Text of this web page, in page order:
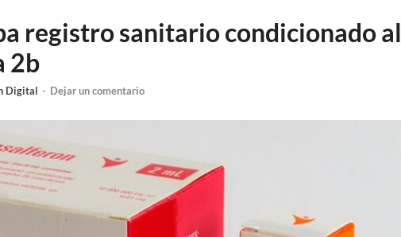
registro sanitario condicionado al
2b
Digital - Dejar un comentario